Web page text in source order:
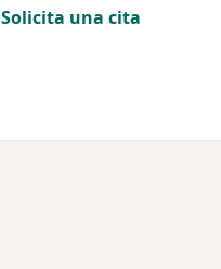
Solicita una cita